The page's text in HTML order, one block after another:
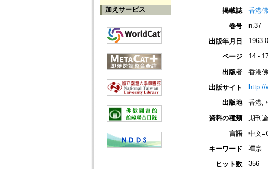
加えサービス
掲載誌
香港
巻号
n.37
出版年月日
ページ 14 -
出版者
香港
出版サイト
http://
出版地
香港,
資料の種類
期刊
言語
中文
キーワード
禪宗
ヒット数
356